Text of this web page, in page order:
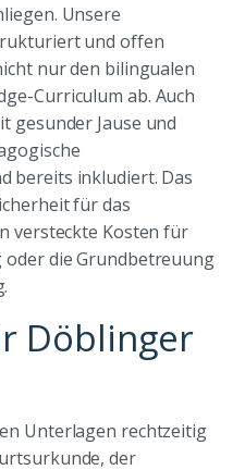
Unsere
und offen
nur den bilingualen
Curriculum ab. Auch
gesunder Jause und
bereits inkludiert. Das
für das
versteckte Kosten für
die Grundbetreuung
Döblinger
Unterlagen rechtzeitig
der